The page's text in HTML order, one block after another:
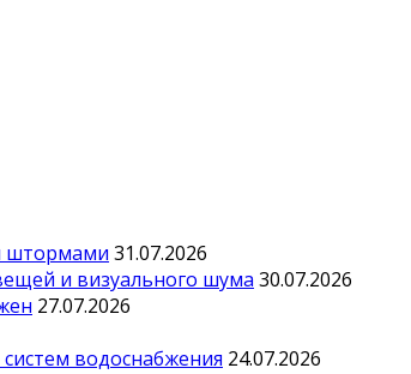
штормами 31.07.2026
и визуального шума 30.07.2026
27.07.2026
водоснабжения 24.07.2026